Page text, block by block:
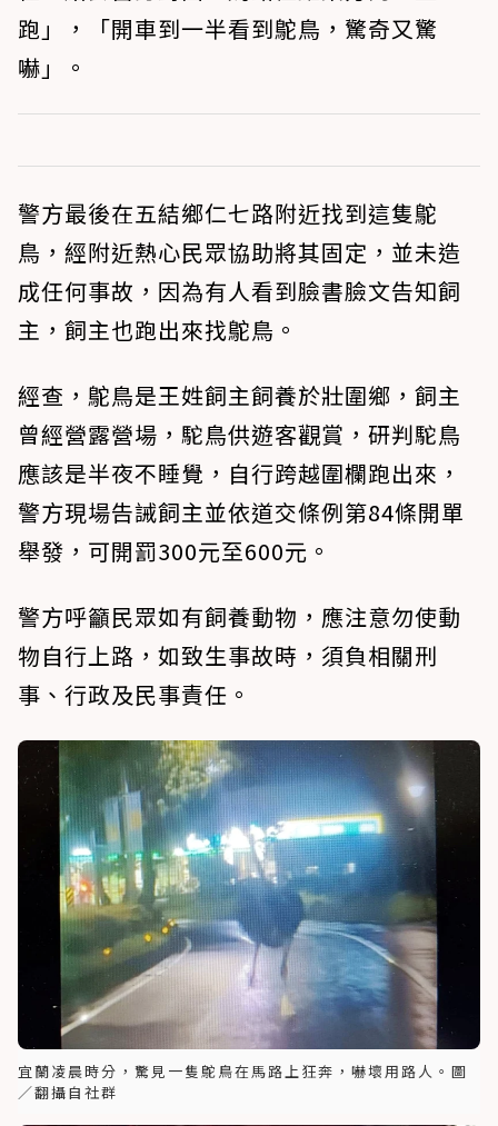
跑」，「開車到一半看到鴕鳥，驚奇又驚
嚇」。
警方最後在五結鄉仁七路附近找到這隻鴕
鳥，經附近熱心民眾協助將其固定，並未造
成任何事故，因為有人看到臉書臉文告知飼
主，飼主也跑出來找鴕鳥。
經查，鴕鳥是王姓飼主飼養於壯圍鄉，飼主
曾經營露營場，駝鳥供遊客觀賞，研判駝鳥
應該是半夜不睡覺，自行跨越圍欄跑出來，
警方現場告誡飼主並依道交條例第84條開單
舉發，可開罰300元至600元。
警方呼籲民眾如有飼養動物，應注意勿使動
物自行上路，如致生事故時，須負相關刑
事、行政及民事責任。
宜蘭凌晨時分，驚見一隻鴕鳥在馬路上狂奔，嚇壞用路人。圖
／翻攝自社群